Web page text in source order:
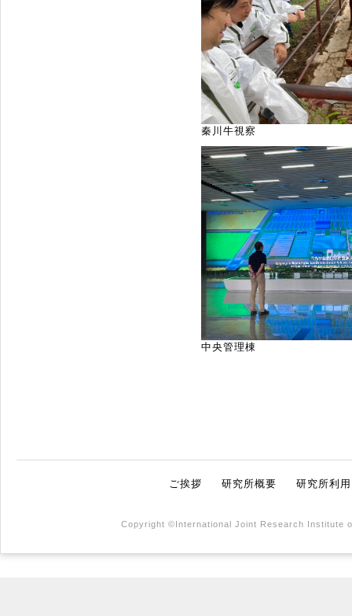
秦川牛視察
中央管理棟
ご挨拶 研究所概要 研究所利
Copyright ©International Joint Research Institute